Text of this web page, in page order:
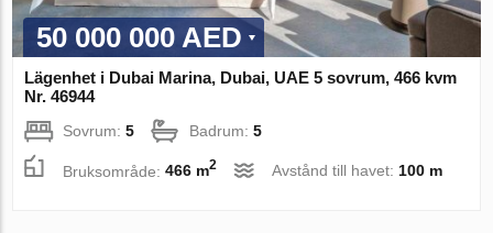
50 000 000 AED
Lägenhet i Dubai Marina, Dubai, UAE 5 sovrum, 466 kvm
Nr. 46944
Sovrum:5 Badrum:5
Bruksområde:466 m2 Avstånd till havet:100 m